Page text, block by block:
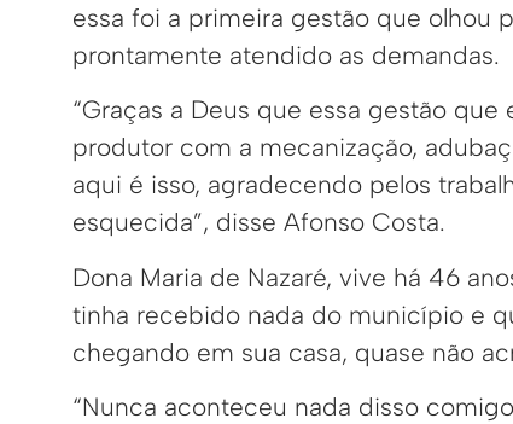
essa foi a primeira gestão que olhou
prontamente atendido as demandas.
“Graças a Deus que essa gestão
produtor com a mecanização,
aqui é isso, agradecendo pelos
esquecida”, disse Afonso Costa.
Dona Maria de Nazaré, vive há 46
tinha recebido nada do município e
chegando em sua casa, quase não
“Nunca aconteceu nada disso